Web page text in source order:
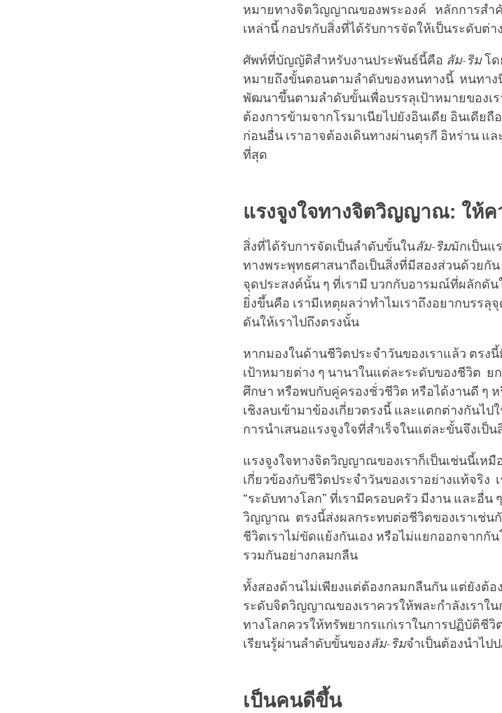
หมายทางจิตวิญญาณของพระองค์ หลักการสำ
เหล่านี้ กอปรกับสิ่งที่ได้รับการจัดให้เป็นระดับต่า
ศัพท์ที่บัญญัติสำหรับงานประพันธ์นี้คือ ลัม-ริมโด
หมายถึงขั้นตอนตามลำดับของหนทางนี้ หนทาง
พัฒนาขึ้นตามลำดับขั้นเพื่อบรรลุเป้าหมายของเร
ต้องการข้ามจากโรมาเนียไปยังอินเดีย อินเดีย
ก่อนอื่น เราอาจต้องเดินทางผ่านตุรกี อิหร่าน แ
ที่สุด
แรงจูงใจทางจิตวิญญาณ: ให้
สิ่งที่ได้รับการจัดเป็นลำดับขั้นในลัม-ริมมักเป็นแ
ทางพระพุทธศาสนาถือเป็นสิ่งที่มีสองส่วนด้วยกั
จุดประสงค์นั้น ๆ ที่เรามี บวกกับอารมณ์ที่ผลักดั
ยิ่งขึ้นคือ เรามีเหตุผลว่าทำไมเราถึงอยากบรร
ดันให้เราไปถึงตรงนั้น
หากมองในด้านชีวิตประจำวันของเราแล้ว ตรง
เป้าหมายต่าง ๆ นานาในแต่ละระดับของชีวิต ย
ศึกษา หรือพบกับคู่ครองชั่วชีวิต หรือได้งานดี ๆ
เชิงลบเข้ามาข้องเกี่ยวตรงนี้ และแตกต่างกันไ
การนำเสนอแรงจูงใจที่สำเร็จในแต่ละขั้นจึงเป็
แรงจูงใจทางจิตวิญญาณของเราก็เป็นเช่นนี้เห
เกี่ยวข้องกับชีวิตประจำวันของเราอย่างแท้จริง
“ระดับทางโลก” ที่เรามีครอบครัว มีงาน และอื่น
วิญญาณ ตรงนี้ส่งผลกระทบต่อชีวิตของเราเช่น
ชีวิตเราไม่ขัดแย้งกันเอง หรือไม่แยกออกจากกั
รวมกันอย่างกลมกลืน
ทั้งสองด้านไม่เพียงแต่ต้องกลมกลืนกัน แต่ยังต้
ระดับจิตวิญญาณของเราควรให้พละกำลังเราใ
ทางโลกควรให้ทรัพยากรแก่เราในการปฏิบัติชี
เรียนรู้ผ่านลำดับขั้นของลัม-ริมจำเป็นต้องนำไป
เป็นคนดีขึ้น